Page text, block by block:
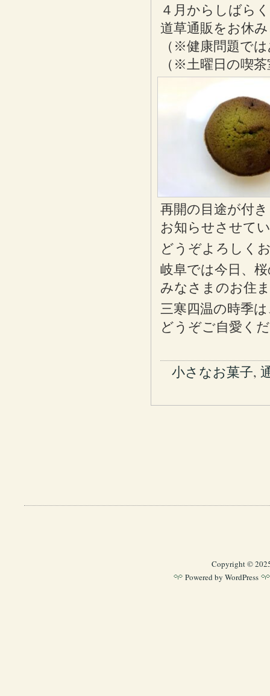
４月からしばら
道草通販をお休
（※健康問題で
（※土曜日の喫
再開の目途が付
お知らせさせて
どうぞよろしく
岐阜では今日、
みなさまのお住
三寒四温の時季
どうぞご自愛く
小さなお菓子,
Copyright ©
Powered by WordPress